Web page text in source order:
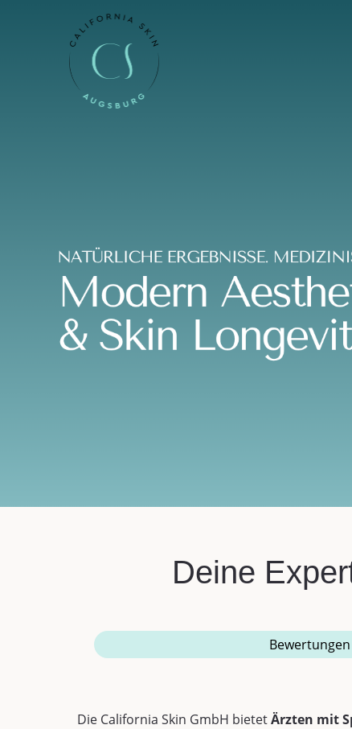
Deine
Bewertungen
Die California Skin GmbH bietetÄrzten mit